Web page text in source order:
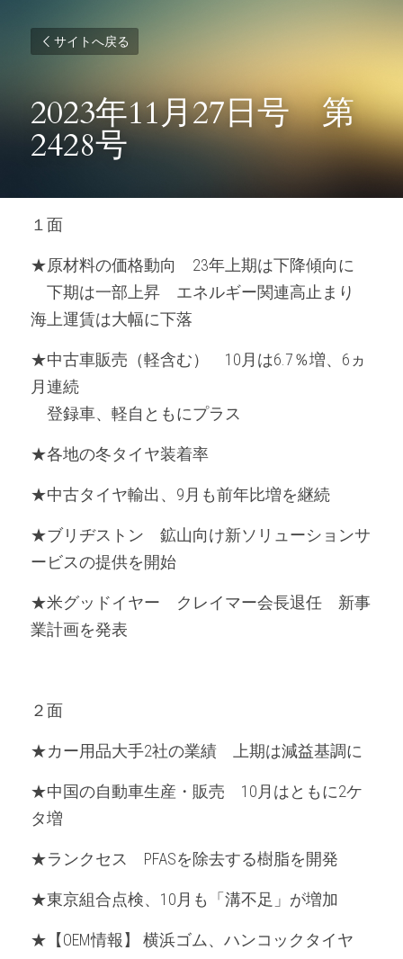
サイトへ戻る
2023年11月27日号　第
2428号
１面
★原材料の価格動向　23年上期は下降傾向に
下期は一部上昇　エネルギー関連高止まり
海上運賃は大幅に下落
★中古車販売（軽含む）　10月は6.7％増、6ヵ
月連続
登録車、軽自ともにプラス
★各地の冬タイヤ装着率
★中古タイヤ輸出、9月も前年比増を継続
★ブリヂストン　鉱山向け新ソリューションサ
ービスの提供を開始
★米グッドイヤー　クレイマー会長退任　新事
業計画を発表
２面
★カー用品大手2社の業績　上期は減益基調に
★中国の自動車生産・販売　10月はともに2ケ
タ増
★ランクセス　PFASを除去する樹脂を開発
★東京組合点検、10月も「溝不足」が増加
★【OEM情報】 横浜ゴム、ハンコックタイヤ